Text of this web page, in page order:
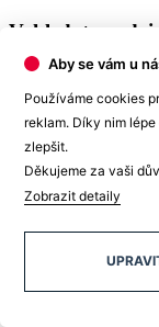
Vyhledat
Prodejna
OC Olympia
U Dálnice 777
+420 739 680
Aby se vám u
Používáme cookies
reklam. Díky nim
zlepšit.
Děkujeme za vaši
Zobrazit detaily